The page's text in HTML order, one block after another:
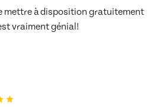
mettre à disposition gratuitement
vraiment génial!